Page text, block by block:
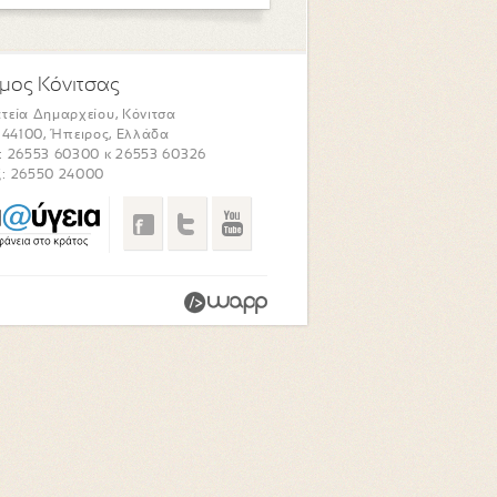
Κόνιτσας
Δημαρχείου, Κόνιτσα
44100, Ήπειρος, Ελλάδα
26553 60300 κ 26553 60326
26550 24000